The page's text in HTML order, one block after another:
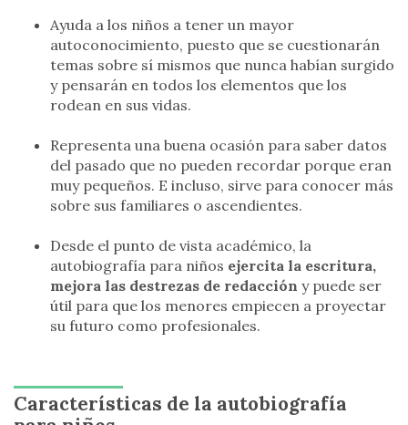
Ayuda a los niños a tener un mayor
autoconocimiento, puesto que se cuestionarán
temas sobre sí mismos que nunca habían surgido
y pensarán en todos los elementos que los
rodean en sus vidas.
Representa una buena ocasión para saber datos
del pasado que no pueden recordar porque eran
muy pequeños. E incluso, sirve para conocer más
sobre sus familiares o ascendientes.
Desde el punto de vista académico, la
autobiografía para niños ejercita la escritura,
mejora las destrezas de redacción y puede ser
útil para que los menores empiecen a proyectar
su futuro como profesionales.
Características de la autobiografía